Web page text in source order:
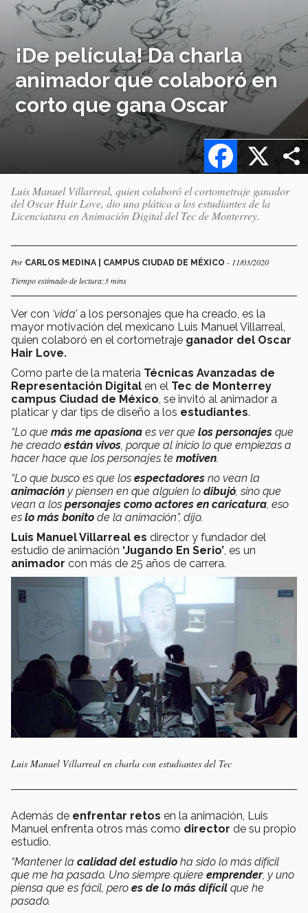
¡De película! Da charla
animador que colaboró en
corto que gana Oscar
X
Facebook
Luis Manuel Villarreal, quien colaboró el cortometraje ganador
del Oscar Hair Love, dio una plática a los estudiantes de la
Licenciatura en Animación Digital del Tec de Monterrey.
Por CARLOS MEDINA | CAMPUS CIUDAD DE MÉXICO - 11/03/2020
Tiempo estimado de lectura:3 mins
Ver con ‘vida’ a los personajes que ha creado, es la
mayor motivación del mexicano Luis Manuel Villarreal,
quien colaboró en el cortometraje ganador del Oscar
Hair Love.
Como parte de la materia Técnicas Avanzadas de
Representación Digital en el Tec de Monterrey
campus Ciudad de México , se invitó al animador a
platicar y dar tips de diseño a los estudiantes.
“Lo que más me apasiona es ver que los personajes que
he creado están vivos , porque al inicio lo que empiezas a
hacer hace que los personajes te motiven.
“Lo que busco es que los espectadores no vean la
animación y piensen en que alguien lo dibujó , sino que
vean a los personajes como actores en caricatura , eso
es lo más bonito de la animación”, dijo.
Luis Manuel Villarreal es director y fundador del
estudio de animación ‘Jugando En Serio’ , es un
animador con más de 25 años de carrera.
Luis Manuel Villarreal en charla con estudiantes del Tec
Además de enfrentar retos en la animación, Luis
Manuel enfrenta otros más como director de su propio
estudio.
“Mantener la calidad del estudio ha sido lo más difícil
que me ha pasado. Uno siempre quiere emprender, y uno
piensa que es fácil, pero es de lo más difícil que he
pasado.